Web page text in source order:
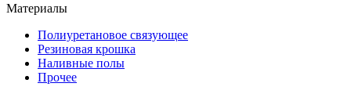
Материалы
Полиуретановое связующее
Резиновая крошка
Наливные полы
Прочее